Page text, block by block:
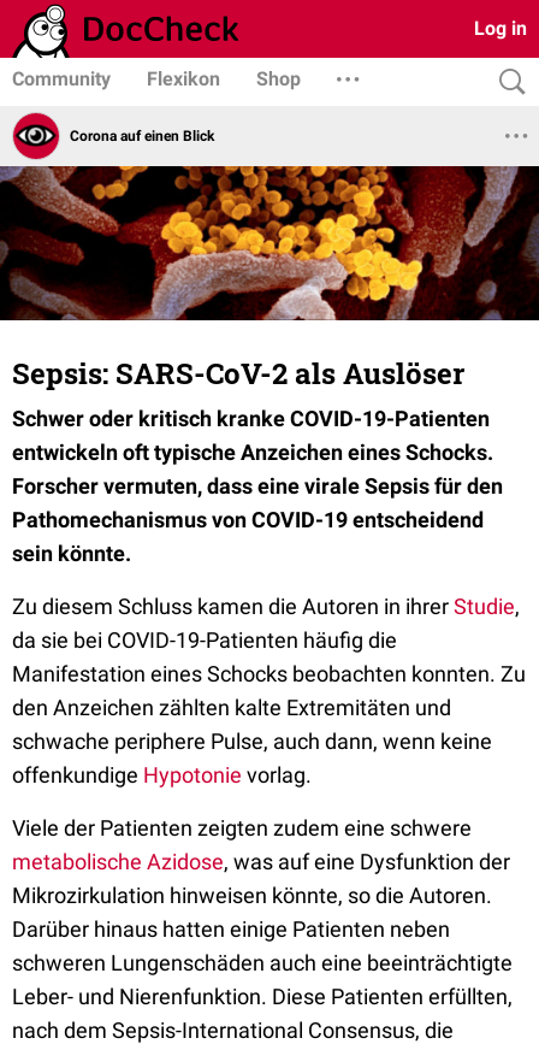
Log in
Community Flexikon Shop
Corona auf einen Blick
Sepsis: SARS-CoV-2 als Auslöser
Schwer oder kritisch kranke COVID-19-Patienten
entwickeln oft typische Anzeichen eines Schocks.
Forscher vermuten, dass eine virale Sepsis für den
Pathomechanismus von COVID-19 entscheidend
sein könnte.
Zu diesem Schluss kamen die Autoren in ihrerStudie,
da sie bei COVID-19-Patienten häufig die
Manifestation eines Schocks beobachten konnten. Zu
den Anzeichen zählten kalte Extremitäten und
schwache periphere Pulse, auch dann, wenn keine
offenkundige Hypotonie vorlag.
Viele der Patienten zeigten zudem eine schwere
metabolische Azidose, was auf eine Dysfunktion der
Mikrozirkulation hinweisen könnte, so die Autoren.
Darüber hinaus hatten einige Patienten neben
schweren Lungenschäden auch eine beeinträchtigte
Leber- und Nierenfunktion. Diese Patienten erfüllten,
nach dem Sepsis-International Consensus, die